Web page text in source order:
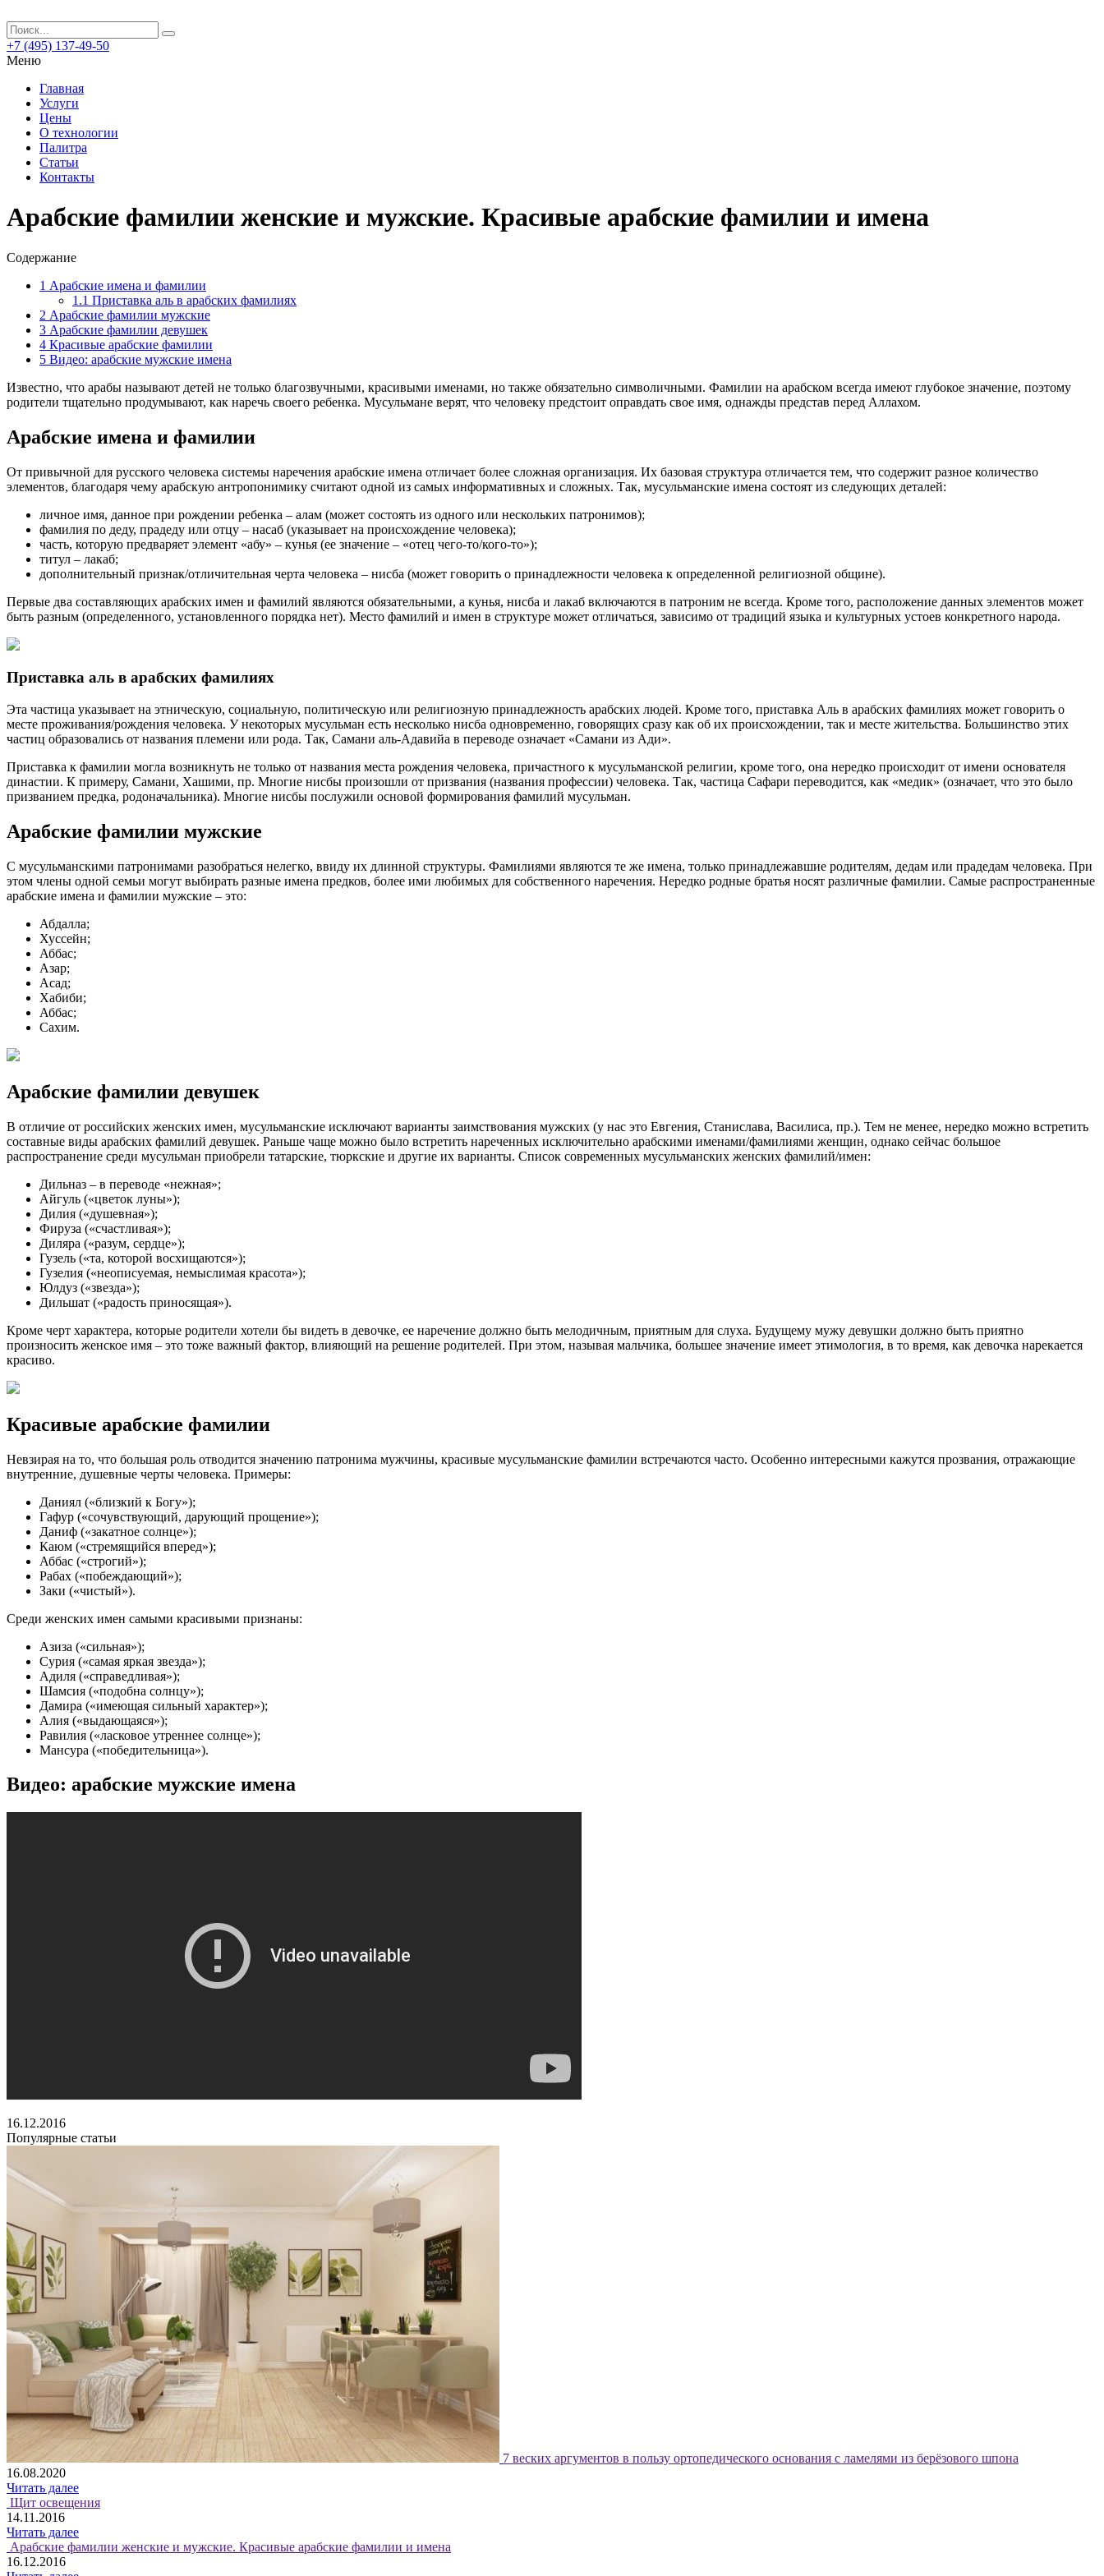
+7 (495) 137-49-50
Меню
Главная
Услуги
Цены
О технологии
Палитра
Статьи
Контакты
Арабские фамилии женские и мужские. Красивые арабские фамилии и имена
Содержание
1 Арабские имена и фамилии
1.1 Приставка аль в арабских фамилиях
2 Арабские фамилии мужские
3 Арабские фамилии девушек
4 Красивые арабские фамилии
5 Видео: арабские мужские имена
Известно, что арабы называют детей не только благозвучными, красивыми именами, но также обязательно символичными. Фамилии на арабском всегда имеют глубокое значение, поэтому
родители тщательно продумывают, как наречь своего ребенка. Мусульмане верят, что человеку предстоит оправдать свое имя, однажды представ перед Аллахом.
Арабские имена и фамилии
От привычной для русского человека системы наречения арабские имена отличает более сложная организация. Их базовая структура отличается тем, что содержит разное количество
элементов, благодаря чему арабскую антропонимику считают одной из самых информативных и сложных. Так, мусульманские имена состоят из следующих деталей:
личное имя, данное при рождении ребенка – алам (может состоять из одного или нескольких патронимов);
фамилия по деду, прадеду или отцу – насаб (указывает на происхождение человека);
часть, которую предваряет элемент «абу» – кунья (ее значение – «отец чего-то/кого-то»);
титул – лакаб;
дополнительный признак/отличительная черта человека – нисба (может говорить о принадлежности человека к определенной религиозной общине).
Первые два составляющих арабских имен и фамилий являются обязательными, а кунья, нисба и лакаб включаются в патроним не всегда. Кроме того, расположение данных элементов может
быть разным (определенного, установленного порядка нет). Место фамилий и имен в структуре может отличаться, зависимо от традиций языка и культурных устоев конкретного народа.
Приставка аль в арабских фамилиях
Эта частица указывает на этническую, социальную, политическую или религиозную принадлежность арабских людей. Кроме того, приставка Аль в арабских фамилиях может говорить о
месте проживания/рождения человека. У некоторых мусульман есть несколько нисба одновременно, говорящих сразу как об их происхождении, так и месте жительства. Большинство этих
частиц образовались от названия племени или рода. Так, Самани аль-Адавийа в переводе означает «Самани из Ади».
Приставка к фамилии могла возникнуть не только от названия места рождения человека, причастного к мусульманской религии, кроме того, она нередко происходит от имени основателя
династии. К примеру, Самани, Хашими, пр. Многие нисбы произошли от призвания (названия профессии) человека. Так, частица Сафари переводится, как «медик» (означает, что это было
призванием предка, родоначальника). Многие нисбы послужили основой формирования фамилий мусульман.
Арабские фамилии мужские
С мусульманскими патронимами разобраться нелегко, ввиду их длинной структуры. Фамилиями являются те же имена, только принадлежавшие родителям, дедам или прадедам человека. При
этом члены одной семьи могут выбирать разные имена предков, более ими любимых для собственного наречения. Нередко родные братья носят различные фамилии. Самые распространенные
арабские имена и фамилии мужские – это:
Абдалла;
Хуссейн;
Аббас;
Азар;
Асад;
Хабиби;
Аббас;
Сахим.
Арабские фамилии девушек
В отличие от российских женских имен, мусульманские исключают варианты заимствования мужских (у нас это Евгения, Станислава, Василиса, пр.). Тем не менее, нередко можно встретить
составные виды арабских фамилий девушек. Раньше чаще можно было встретить нареченных исключительно арабскими именами/фамилиями женщин, однако сейчас большое
распространение среди мусульман приобрели татарские, тюркские и другие их варианты. Список современных мусульманских женских фамилий/имен:
Дильназ – в переводе «нежная»;
Айгуль («цветок луны»);
Дилия («душевная»);
Фируза («счастливая»);
Диляра («разум, сердце»);
Гузель («та, которой восхищаются»);
Гузелия («неописуемая, немыслимая красота»);
Юлдуз («звезда»);
Дильшат («радость приносящая»).
Кроме черт характера, которые родители хотели бы видеть в девочке, ее наречение должно быть мелодичным, приятным для слуха. Будущему мужу девушки должно быть приятно
произносить женское имя – это тоже важный фактор, влияющий на решение родителей. При этом, называя мальчика, большее значение имеет этимология, в то время, как девочка нарекается
красиво.
Красивые арабские фамилии
Невзирая на то, что большая роль отводится значению патронима мужчины, красивые мусульманские фамилии встречаются часто. Особенно интересными кажутся прозвания, отражающие
внутренние, душевные черты человека. Примеры:
Даниял («близкий к Богу»);
Гафур («сочувствующий, дарующий прощение»);
Даниф («закатное солнце»);
Каюм («стремящийся вперед»);
Аббас («строгий»);
Рабах («побеждающий»);
Заки («чистый»).
Среди женских имен самыми красивыми признаны:
Азиза («сильная»);
Сурия («самая яркая звезда»);
Адиля («справедливая»);
Шамсия («подобна солнцу»);
Дамира («имеющая сильный характер»);
Алия («выдающаяся»);
Равилия («ласковое утреннее солнце»);
Мансура («победительница»).
Видео: арабские мужские имена
16.12.2016
Популярные статьи
7 веских аргументов в пользу ортопедического основания с ламелями из берёзового шпона
16.08.2020
Читать далее
Щит освещения
14.11.2016
Читать далее
Арабские фамилии женские и мужские. Красивые арабские фамилии и имена
16.12.2016